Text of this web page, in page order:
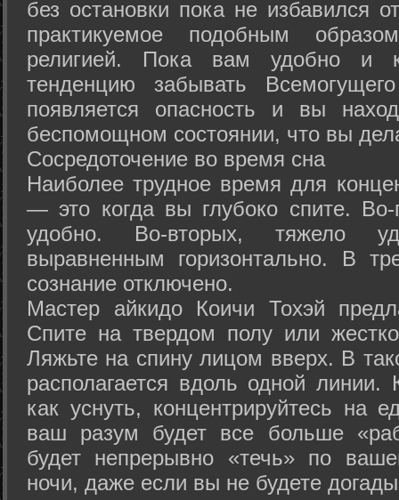
без остановки пока не избавился
практикуемое подобным
религией. Пока вам удобно и
тенденцию забывать
появляется опасность и вы
беспомощном состоянии, что вы
Сосредоточение во время сна
Наиболее трудное время для
— это когда вы глубоко спите.
удобно. Во-вторых, тяжело
выравненным горизонтально. В
сознание отключено.
Мастер айкидо Коичи Тохэй
Спите на твердом полу или
Ляжьте на спину лицом вверх. В
располагается вдоль одной
как уснуть, концентрируйтесь на
ваш разум будет все больше
будет непрерывно «течь» по
ночи, даже если вы не будете